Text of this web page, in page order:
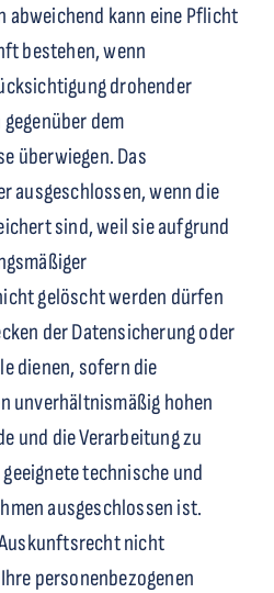
abweichend kann eine Pflicht
bestehen, wenn
drohender
dem
überwiegen. Das
ausgeschlossen, wenn die
sind, weil sie aufgrund
gelöscht werden dürfen
der Datensicherung oder
dienen, sofern die
unverhältnismäßig hohen
und die Verarbeitung zu
technische und
ausgeschlossen ist.
nicht
personenbezogenen